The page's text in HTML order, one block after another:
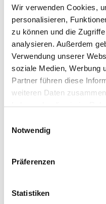
Wir verwenden Cookies,
personalisieren,
zu können und die
analysieren. Außerdem
Verwendung unserer
soziale Medien, Werbung
Partner führen diese
weiteren Daten
haben oder die sie im
Notwendig
Präferenzen
Statistiken
Breite in centimeter
Gebinde